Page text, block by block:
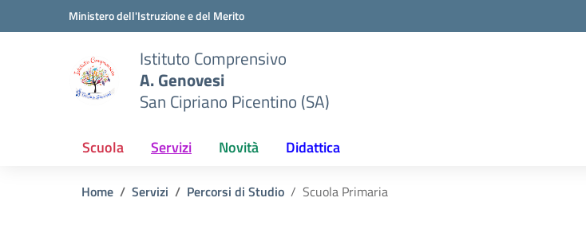
Vai ai contenuti
Vai al menu di navigazioneMinistero dell'Istruzione e del Merito
Istituto Comprensivo
A. Genovesi
San Cipriano Picentino (SA)
Scuola Servizi Novità Didattica
Home Servizi Percorsi di Studio Scuola Primaria